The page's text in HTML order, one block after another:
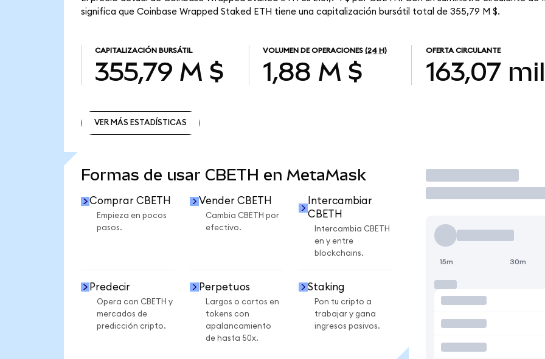
significa que Coinbase Wrapped Staked ETH tiene una capitalización bursátil total de 355,79 M $.
CAPITALIZACIÓN BURSÁTIL
355,79 M $
VOLUMEN DE OPERACIONES (24 H)
1,88 M $
OFERTA CIRCULANTE
163,07 mil
VER MÁS ESTADÍSTICAS
Formas de usar CBETH en MetaMask
Comprar CBETH
Empieza en pocos
pasos.
Vender CBETH
Cambia CBETH por
efectivo.
Intercambiar
CBETH
Intercambia CBETH
en y entre
blockchains.
Predecir
Opera con CBETH y
mercados de
predicción cripto.
Perpetuos
Largos o cortos en
tokens con
apalancamiento
de hasta 50x.
Staking
Pon tu cripto a
trabajar y gana
ingresos pasivos.
Operar
15m 30m